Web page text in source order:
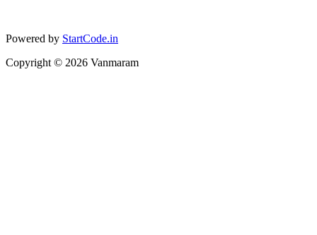
Powered by StartCode.in
Copyright © 2026 Vanmaram